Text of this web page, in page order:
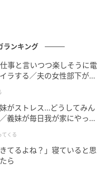
ができました。
ランキング
事と言いつつ楽しそうに電
ラする／夫の女性部下が気
がストレス…どうしてみん
義妹が毎日我が家にやって
てくる
てるよね？」寝ていると思
ら